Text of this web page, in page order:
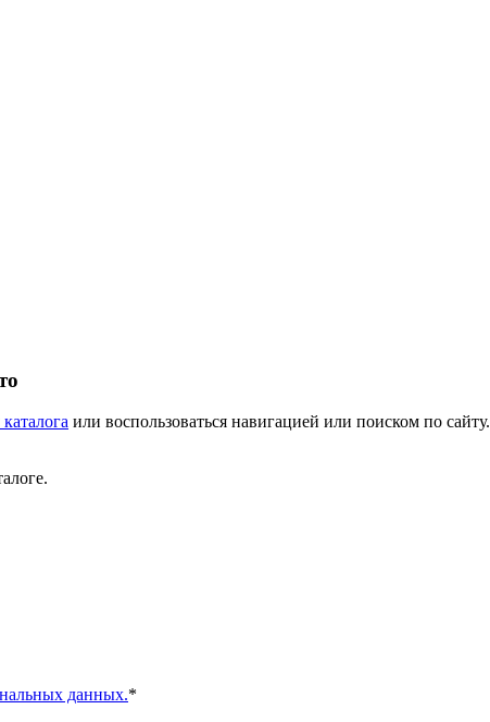
или воспользоваться навигацией или поиском по сайту.
данных.*